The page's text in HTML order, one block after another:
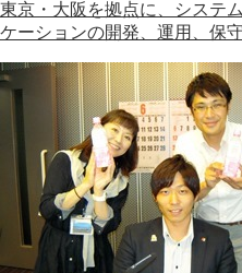
東京・大阪を拠点に、システ
ケーションの開発、運用、保